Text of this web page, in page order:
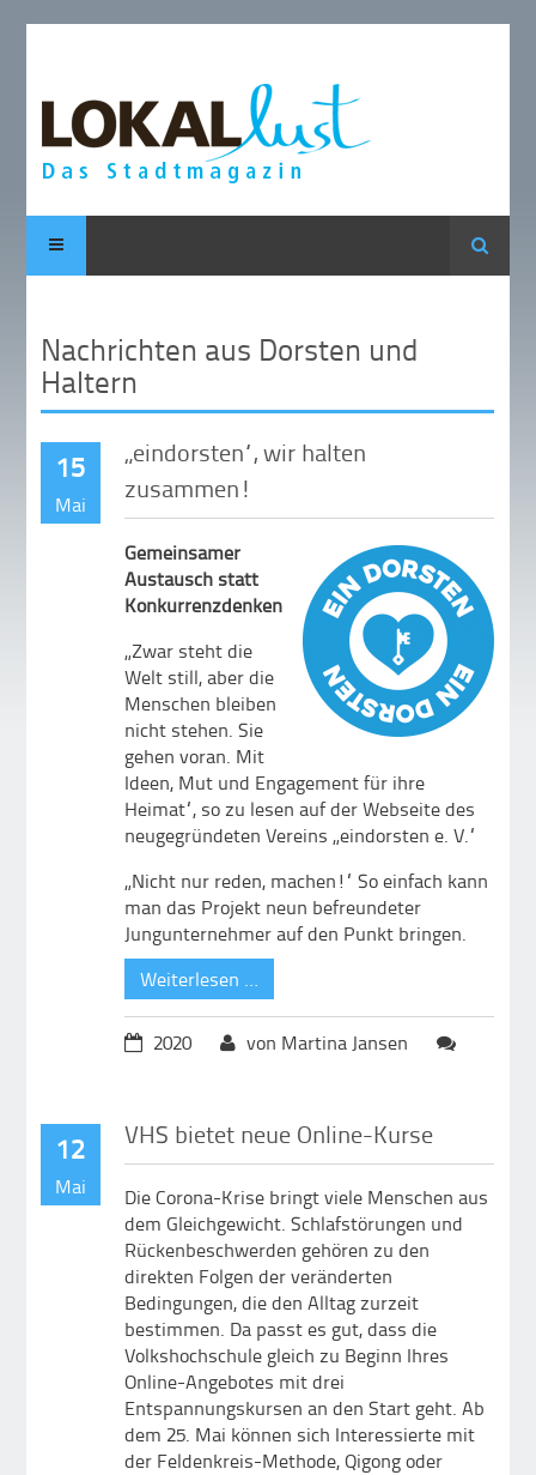
Suche
Nachrichten aus Dorsten und
Haltern
15
Mai
„eindorsten“, wir halten
zusammen!
Gemeinsamer
Austausch statt
Konkurrenzdenken
„Zwar steht die
Welt still, aber die
Menschen bleiben
nicht stehen. Sie
gehen voran. Mit
Ideen, Mut und Engagement für ihre
Heimat“, so zu lesen auf der Webseite des
neugegründeten Vereins „eindorsten e. V.“
„Nicht nur reden, machen!“ So einfach kann
man das Projekt neun befreundeter
Jungunternehmer auf den Punkt bringen.
Weiterlesen …
2020 von Martina Jansen
12
Mai
VHS bietet neue Online-Kurse
Die Corona-Krise bringt viele Menschen aus
dem Gleichgewicht. Schlafstörungen und
Rückenbeschwerden gehören zu den
direkten Folgen der veränderten
Bedingungen, die den Alltag zurzeit
bestimmen. Da passt es gut, dass die
Volkshochschule gleich zu Beginn Ihres
Online-Angebotes mit drei
Entspannungskursen an den Start geht. Ab
dem 25. Mai können sich Interessierte mit
der Feldenkreis-Methode, Qigong oder